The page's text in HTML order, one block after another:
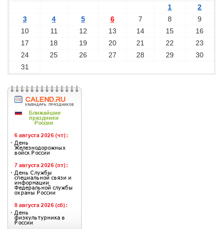
1
2
3
4 5 6 7 8
9
10
11 12 13 14 15
16
17
18 19 20 21 22
23
24
25 26 27 28 29
30
31